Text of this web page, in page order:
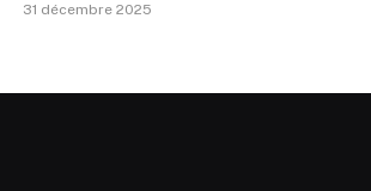
31 décembre 2025